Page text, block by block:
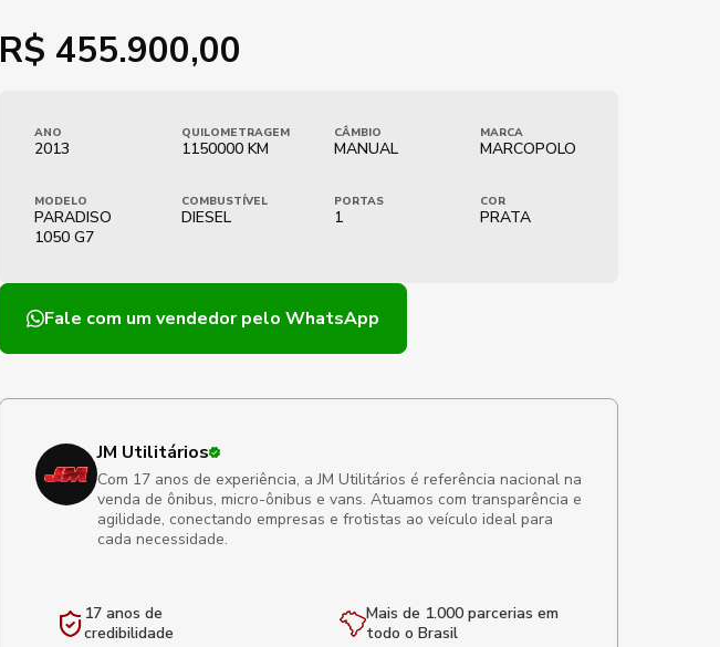
R$ 455.900,00
ANO
2013
QUILOMETRAGEM
1150000 KM
CÂMBIO
MANUAL
MARCA
MARCOPOLO
MODELO
PARADISO
1050 G7
COMBUSTÍVEL
DIESEL
PORTAS
1
COR
PRATA
Fale com um vendedorpelo WhatsApp
JM Utilitários
Com 17 anos de experiência, a JM Utilitários é referência nacional na
venda de ônibus, micro-ônibus e vans. Atuamos com transparência e
agilidade, conectando empresas e frotistas ao veículo ideal para
cada necessidade.
17 anos de
credibilidade
Mais de 1.000 parcerias em
todo o Brasil